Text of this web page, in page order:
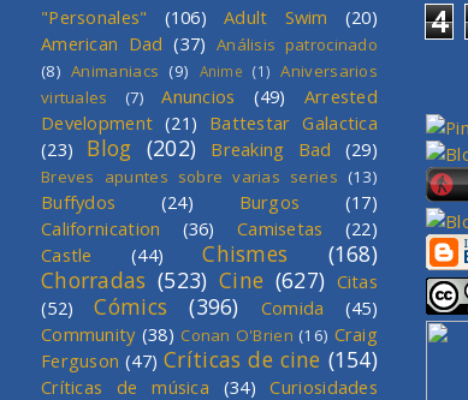
"Personales" (106) Adult Swim
(20)
American Dad (37) Análisis patrocinado
(8) Animaniacs (9) Anime (1) Aniversarios
virtuales
(7) Anuncios (49)
Arrested
Development (21) Battestar Galactica
(23)
Blog (202) Breaking Bad (29)
Breves apuntes sobre varias series (13)
Buffydos (24) Burgos
(17)
Californication
(36) Camisetas
(22)
Castle
(44) Chismes
(168)
Chorradas (523) Cine (627) Citas
(52)
Cómics (396) Comida
(45)
Community (38) Conan O'Brien (16) Craig
Ferguson (47) Críticas de cine (154)
Críticas de música (34)
Curiosidades
4